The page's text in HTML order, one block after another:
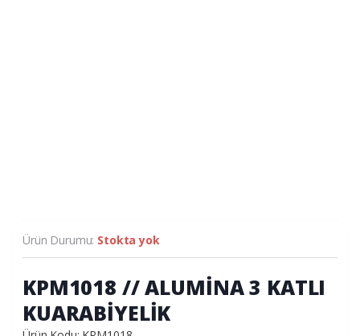
Ürün Durumu: Stokta yok
KPM1018 // ALUMİNA 3 KATLI
KUARABİYELİK